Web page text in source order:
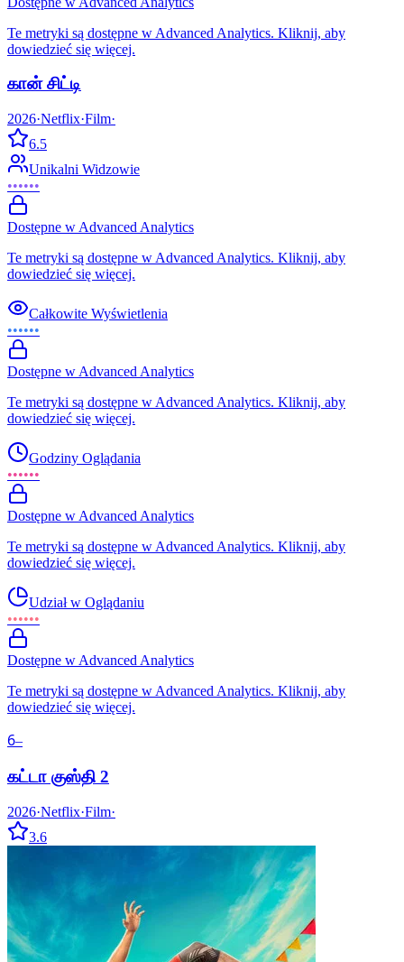
Te metryki są dostępne w Advanced Analytics. Kliknij, aby
dowiedzieć się więcej.
கான் சிட்டி
2026·Netflix·Film·
6.5
Unikalni Widzowie
••••••
Dostępne w Advanced Analytics
Te metryki są dostępne w Advanced Analytics. Kliknij, aby
dowiedzieć się więcej.
Całkowite Wyświetlenia
••••••
Dostępne w Advanced Analytics
Te metryki są dostępne w Advanced Analytics. Kliknij, aby
dowiedzieć się więcej.
Godziny Oglądania
••••••
Dostępne w Advanced Analytics
Te metryki są dostępne w Advanced Analytics. Kliknij, aby
dowiedzieć się więcej.
Udział w Oglądaniu
••••••
Dostępne w Advanced Analytics
Te metryki są dostępne w Advanced Analytics. Kliknij, aby
dowiedzieć się więcej.
6–
கட்டா குஸ்தி 2
2026·Netflix·Film·
3.6